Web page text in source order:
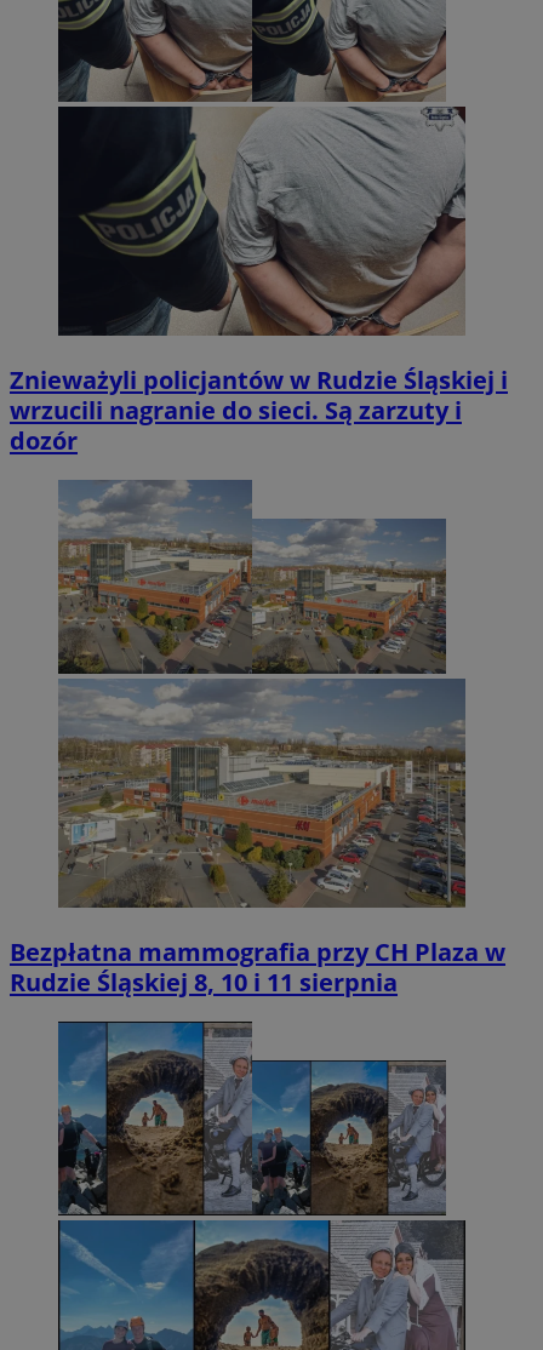
Znieważyli policjantów w Rudzie Śląskiej i
wrzucili nagranie do sieci. Są zarzuty i
dozór
Bezpłatna mammografia przy CH Plaza w
Rudzie Śląskiej 8, 10 i 11 sierpnia